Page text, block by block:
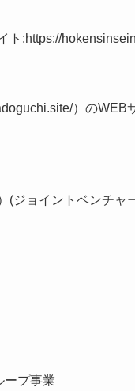
ト:https://
）のWEB
(ジョイントベンチャ
ープ事業